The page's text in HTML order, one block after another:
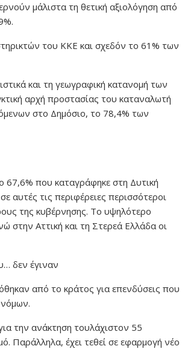
μάλιστα τη θετική αξιολόγηση από
του ΚΚΕ και σχεδόν το 61% των
και τη γεωγραφική κατανομή των
αρχή προστασίας του καταναλωτή
στο Δημόσιο, το 78,4% των
που καταγράφηκε στη Δυτική
αυτές τις περιφέρειες περισσότεροι
της κυβέρνησης. Το υψηλότερο
στην Αττική και τη Στερεά Ελλάδα οι
δεν έγιναν
από το κράτος για επενδύσεις που
την ανάκτηση τουλάχιστον 55
Παράλληλα, έχει τεθεί σε εφαρμογή νέο